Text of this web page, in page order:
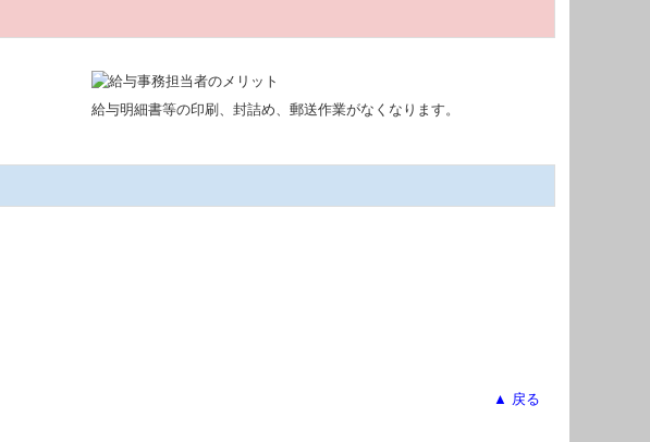
給与明細書等の印刷、封詰め、郵送作業がなくなります。
▲ 戻る